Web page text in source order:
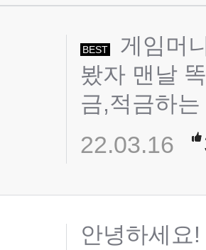
BEST
게임머
봤자 맨날
금,적금하
22.03.16
안녕하세요!